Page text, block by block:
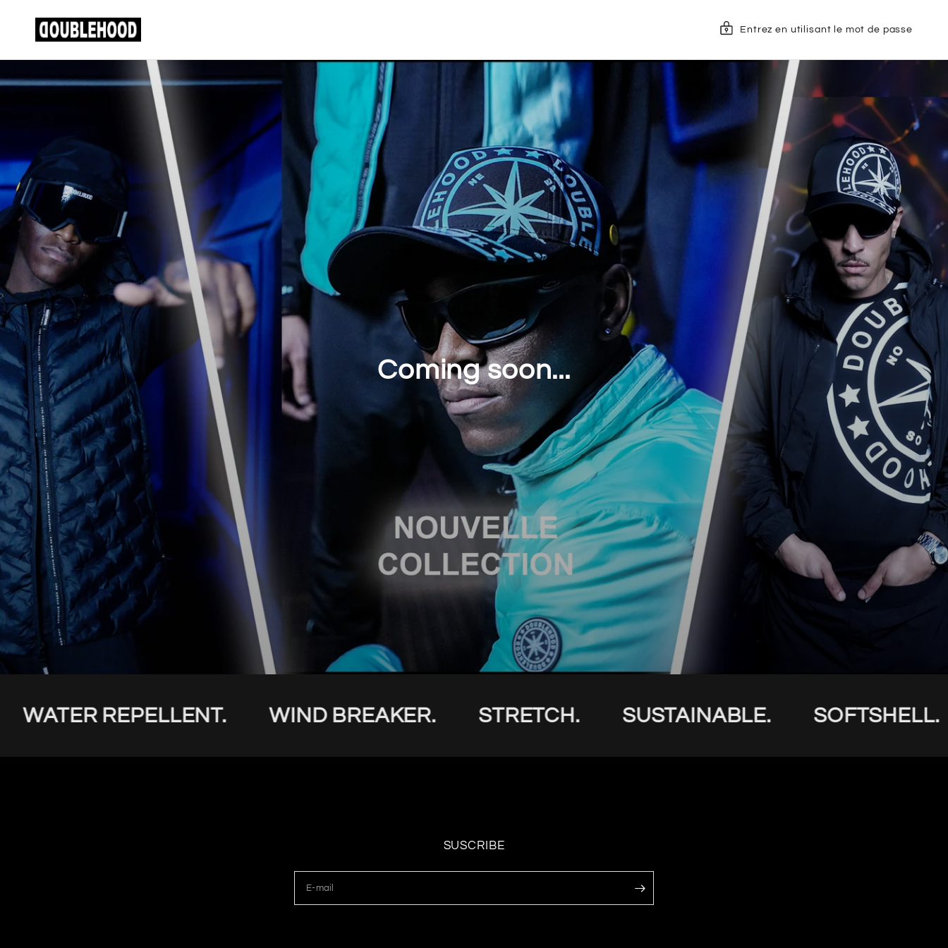
Entrez en utilisant le mot de passe
Coming soon...
REPELLENT. WIND BREAKER. STRETCH. SUSTAINABLE. SOFTSHELL.
SUSCRIBE
E-mail